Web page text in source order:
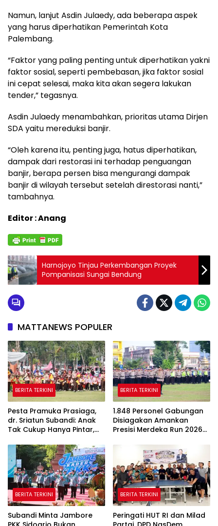
Namun, lanjut Asdin Julaedy, ada beberapa aspek
yang harus diperhatikan Pemerintah Kota
Palembang.
“Faktor yang paling penting untuk diperhatikan yakni
faktor sosial, seperti pembebasan, jika faktor sosial
ini cepat selesai, maka kita akan segera lakukan
tender,” tegasnya.
Asdin Julaedy menambahkan, prioritas utama Dirjen
SDA yaitu mereduksi banjir.
“Oleh karena itu, penting juga, hatus diperhatikan,
dampak dari restorasi ini terhadap penguangan
banjir, berapa persen bisa mengurangi dampak
banjir di wilayah tersebut setelah direstorasi nanti,”
tambahnya.
Editor : Anang
Harnojoyo Tinjau Perkembangan Proyek
Pompanisasi Sungai Bendung
MATTANEWS POPULER
BERITA TERKINI
Pesta Pramuka Prasiaga,
dr. Sriatun Subandi: Anak
Tak Cukup Hanya Pintar,
Dibentuk Sejak Dini
BERITA TERKINI
1.848 Personel Gabungan
Disiagakan Amankan
Presisi Merdeka Run 2026
BERITA TERKINI
Subandi Minta Jambore
BERITA TERKINI
Peringati HUT RI dan Milad